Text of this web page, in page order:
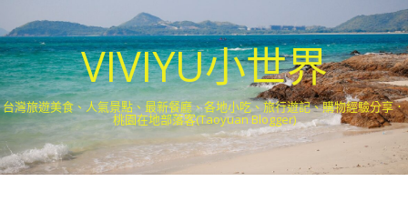
VIVIYU小世界
台灣旅遊美食、人氣景點、最新餐廳、各地小吃、旅行遊記、購物經驗分享．
桃園在地部落客(Taoyuan Blogger)